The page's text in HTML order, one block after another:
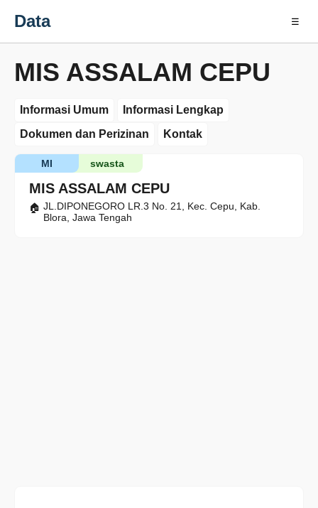
Data ☰
MIS ASSALAM CEPU
Informasi Umum
Informasi Lengkap
Dokumen dan Perizinan
Kontak
MIS ASSALAM CEPU
swasta
MI
JL.DIPONEGORO LR.3 No. 21, Kec. Cepu, Kab.
Blora, Jawa Tengah